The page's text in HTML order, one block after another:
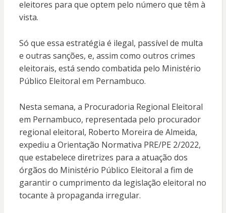
eleitores para que optem pelo número que têm à
vista.
Só que essa estratégia é ilegal, passível de multa
e outras sanções, e, assim como outros crimes
eleitorais, está sendo combatida pelo Ministério
Público Eleitoral em Pernambuco.
Nesta semana, a Procuradoria Regional Eleitoral
em Pernambuco, representada pelo procurador
regional eleitoral, Roberto Moreira de Almeida,
expediu a Orientação Normativa PRE/PE 2/2022,
que estabelece diretrizes para a atuação dos
órgãos do Ministério Público Eleitoral a fim de
garantir o cumprimento da legislação eleitoral no
tocante à propaganda irregular.